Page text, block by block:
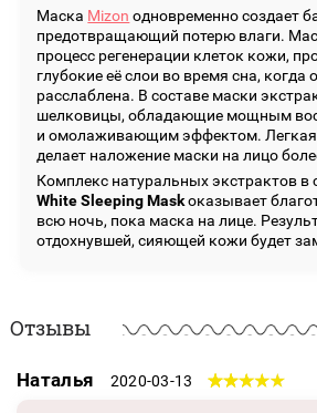
Маска Mizon одновременно создает
предотвращающий потерю влаги.
процесс регенерации клеток кожи,
глубокие её слои во время сна, когда
расслаблена. В составе маски
шелковицы, обладающие мощным
и омолаживающим эффектом. Легкая
делает наложение маски на лицо
Комплекс натуральных экстрактов в
White Sleeping Maskоказывает
всю ночь, пока маска на лице.
отдохнувшей, сияющей кожи будет
Отзывы
Наталья 2020-03-13